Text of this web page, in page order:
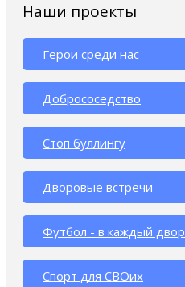
Наши проекты
Герои среди нас
Добрососедство
Стоп буллингу
Дворовые встречи
Футбол - в каждый двор
Спорт для СВОих